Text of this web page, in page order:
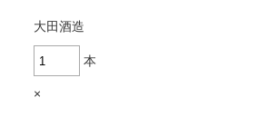
大田酒造
本
×